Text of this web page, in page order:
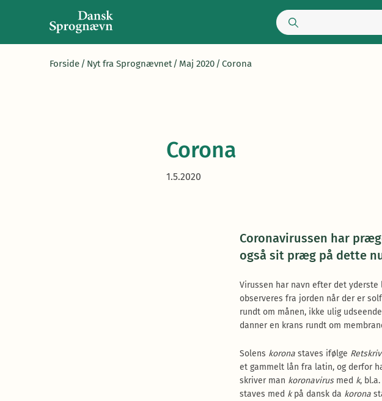
Forside / Nyt fra Sprognævnet / Maj 2020 / Corona
Corona
1.5.2020
Coronavirussen har
også sit præg på dette
Virussen har navn efter det
observeres fra jorden når der er
rundt om månen, ikke ulig
danner en krans rundt om
Solens korona staves ifølge
et gammelt lån fra latin, og derfor
skriver man koronavirusmed k,
staves med kpå dansk da korona